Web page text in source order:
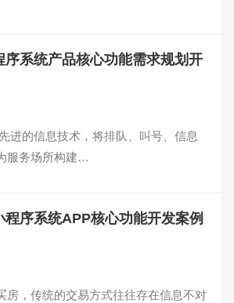
序系统产品核心功能需求规划开
进的信息技术，将排队、叫号、信息
服务场所构建…
序系统APP核心功能开发案例
房，传统的交易方式往往存在信息不对